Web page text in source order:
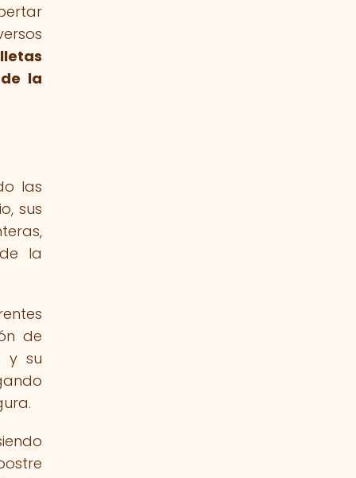
la
las
sus
la
de
y su